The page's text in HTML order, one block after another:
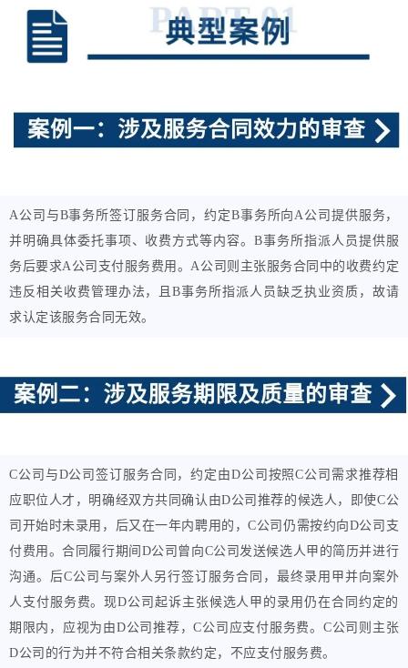
A公司与B事务所签订服务合同，约定B事务所向A公司提供服务，
并明确具体委托事项、收费方式等内容。B事务所指派人员提供服
务后要求A公司支付服务费用。A公司则主张服务合同中的收费约定
违反相关收费管理办法，且B事务所指派人员缺乏执业资质，故请
求认定该服务合同无效。
C公司与D公司签订服务合同，约定由D公司按照C公司需求推荐相
应职位人才，明确经双方共同确认由D公司推荐的候选人，即使C公
司开始时未录用，后又在一年内聘用的，C公司仍需按约向D公司支
付费用。合同履行期间D公司曾向C公司发送候选人甲的简历并进行
沟通。后C公司与案外人另行签订服务合同，最终录用甲并向案外
人支付服务费。现D公司起诉主张候选人甲的录用仍在合同约定的
期限内，应视为由D公司推荐，C公司应支付服务费。C公司则主张
D公司的行为并不符合相关条款约定，不应支付服务费。